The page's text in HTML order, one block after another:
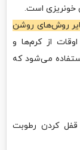
خونریزی است.
روش‌های روشن
از کر‌م‌ها و
می‌شود که
کردن رطوبت